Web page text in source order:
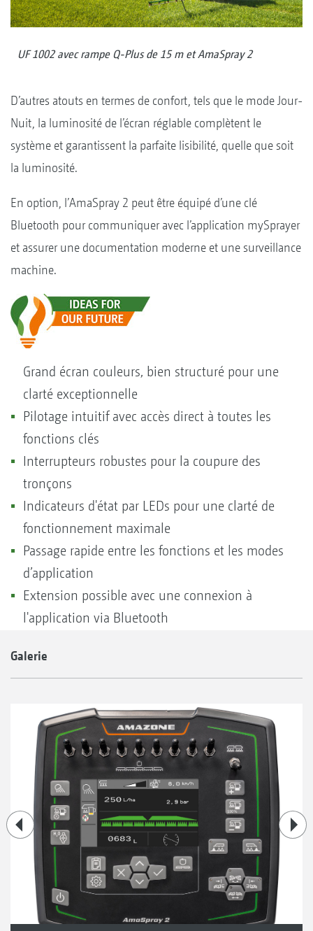
UF 1002 avec rampe Q-Plus de 15 m et AmaSpray 2
D’autres atouts en termes de confort, tels que le mode Jour-
Nuit, la luminosité de l’écran réglable complètent le
système et garantissent la parfaite lisibilité, quelle que soit
la luminosité.
En option, l’AmaSpray 2 peut être équipé d’une clé
Bluetooth pour communiquer avec l’application mySprayer
et assurer une documentation moderne et une surveillance
machine.
Grand écran couleurs, bien structuré pour une
clarté exceptionnelle
Pilotage intuitif avec accès direct à toutes les
fonctions clés
Interrupteurs robustes pour la coupure des
tronçons
Indicateurs d'état par LEDs pour une clarté de
fonctionnement maximale
Passage rapide entre les fonctions et les modes
d’application
Extension possible avec une connexion à
l'application via Bluetooth
Galerie